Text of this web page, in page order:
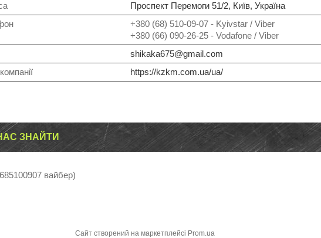
Проспект Перемоги 51/2, Київ, Україна
+380 (68) 510-09-07
Kyivstar / Viber
+380 (66) 090-26-25
Vodafone / Viber
shikaka675@gmail.com
https://kzkm.com.ua/ua/
ЗНАЙТИ
вайбер)
Сайт створений на маркетплейсі Prom.ua